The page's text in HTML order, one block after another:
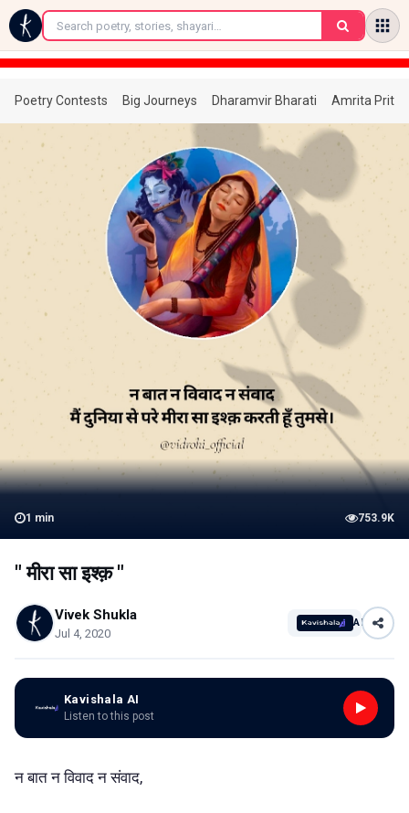
←
Poetry Contests Big Journeys Dharamvir Bharati Amrita
1 min 753.9K
" मीरा सा इश्क़ "
Vivek Shukla
Jul 4, 2020
AI
Kavishala AI
Listen to this post
न बात न विवाद न संवाद,